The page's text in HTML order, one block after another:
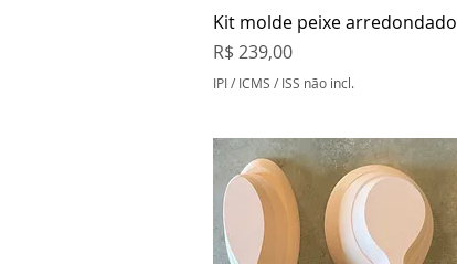
Visualização rápida
Kit molde peixe arredondado
Preço
R$ 239,00
IPI / ICMS / ISS não incl.